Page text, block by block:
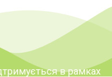
в рамках